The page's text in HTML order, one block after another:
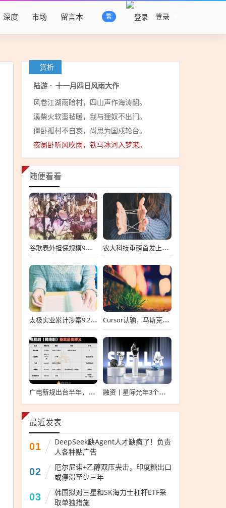
登录
繁
深度 市场 留言本
赏析
陆游 · 十一月四日风雨大作
风卷江湖雨暗村，四山声作海涛翻。
溪柴火软蛮毡暖，我与狸奴不出门。
僵卧孤村不自哀，尚思为国戍轮台。
夜阑卧听风吹雨，铁马冰河入梦来。
随便看看
谷歌表外担保规模9个月涨6倍至438亿美元，用“财务兜底”换TPU芯片订单 农大科技重磅首发上会，北交所募资达4.13亿元，科技创新引领未来发展！
太极实业累计涉案9.2亿元，股价一周跌超30%，子公司起诉讨要6396万工程款 Cursor认输，马斯克没赢
广电新规出台半年，影视公司看懂这套“IP宇宙说明书”了吗？ 融资丨星际光年3个月内连续完成2轮融资，累计融资亿元
最近发表
01
DeepSeek缺Agent人才缺疯了！负责
人各种贴广告
02
厄尔尼诺+乙醇双压夹击，印度糖出口
或停滞至少三年
03
韩国拟对三星和SK海力士杠杆ETF采
取单独措施